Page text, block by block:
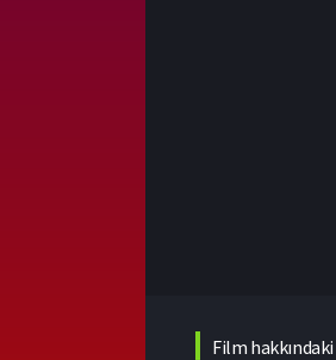
Film